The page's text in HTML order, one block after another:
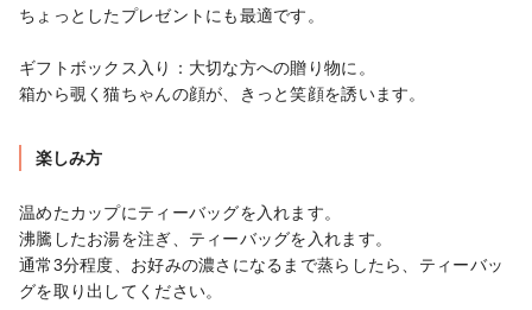
ちょっとしたプレゼントにも最適です。
ギフトボックス入り：大切な方への贈り物に。
箱から覗く猫ちゃんの顔が、きっと笑顔を誘います。
楽しみ方
温めたカップにティーバッグを入れます。
沸騰したお湯を注ぎ、ティーバッグを入れます。
通常3分程度、お好みの濃さになるまで蒸らしたら、ティーバッ
グを取り出してください。